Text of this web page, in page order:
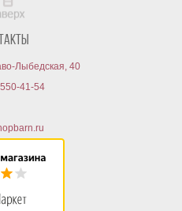
Лыбедская, 40
41-54